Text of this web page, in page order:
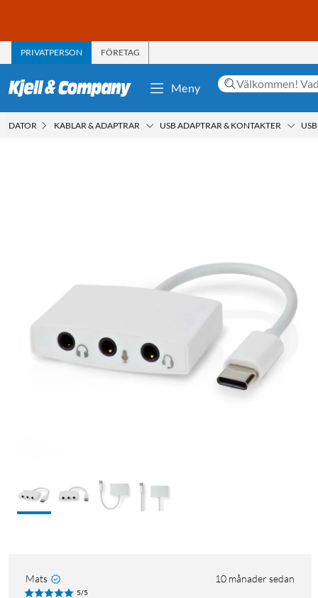
PRIVATPERSON FÖRETAG
Meny
DATOR KABLAR & ADAPTRAR USB ADAPTRAR & KONTAKTER
Mats 10 månader sedan
5/5